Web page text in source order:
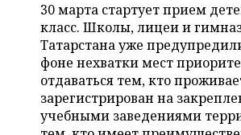
ОТКРЫТАЯ ЛЕКЦИЯ
БАСКЕТБОЛ
ВОЛЕЙБОЛ
КИБЕРСПОРТ
ФИГУРНОЕ КАТАНИЕ
ИНФРАСТРУКТУРА
ИСТОРИЯ
КУЛЬТУРА
МЕДИЦИНА
СПРАВОЧНИК
СПИСОК ПЕРСОН
СПИСОК КОМПАНИЙ
ПОЛНАЯ ВЕРСИЯ
30 марта стартует прием
класс. Школы, лицеи и
Татарстана уже
фоне нехватки мест
отдаваться тем, кто
зарегистрирован на
учебными заведениями